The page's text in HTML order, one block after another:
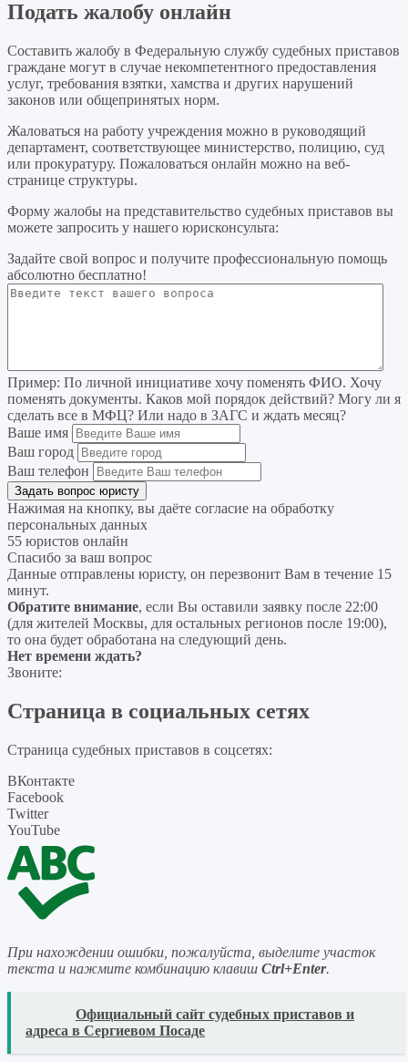
Подать жалобу онлайн
Составить жалобу в Федеральную службу судебных приставов
граждане могут в случае некомпетентного предоставления
услуг, требования взятки, хамства и других нарушений
законов или общепринятых норм.
Жаловаться на работу учреждения можно в руководящий
департамент, соответствующее министерство, полицию, суд
или прокуратуру. Пожаловаться онлайн можно на веб-
странице структуры.
Форму жалобы на представительство судебных приставов вы
можете запросить у нашего юрисконсульта:
Задайте свой вопрос и получите профессиональную помощь
абсолютно бесплатно!
Пример: По личной инициативе хочу поменять ФИО. Хочу
поменять документы. Каков мой порядок действий? Могу ли я
сделать все в МФЦ? Или надо в ЗАГС и ждать месяц?
Ваше имя
Ваш город
Ваш телефон
Нажимая на кнопку, вы даёте согласие на обработку
персональных данных
55 юристов онлайн
Спасибо за ваш вопрос
Данные отправлены юристу, он перезвонит Вам в течение 15
минут.
Обратите внимание, если Вы оставили заявку после 22:00
(для жителей Москвы, для остальных регионов после 19:00),
то она будет обработана на следующий день.
Нет времени ждать?
Звоните:
Страница в социальных сетях
Страница судебных приставов в соцсетях:
ВКонтакте
Facebook
Twitter
YouTube
При нахождении ошибки, пожалуйста, выделите участок
текста и нажмите комбинацию клавиш Ctrl+Enter.
Официальный сайт судебных приставов и
адреса в Сергиевом Посаде